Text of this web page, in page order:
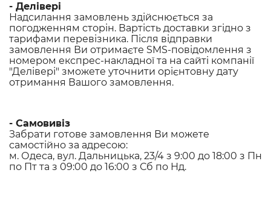
- Делівері
Надсилання замовлень здійснюється за
погодженням сторін. Вартість доставки згідно з
тарифами перевізника. Після відправки
замовлення Ви отримаєте SMS-повідомлення з
номером експрес-накладної та на сайті компанії
"Делівері" зможете уточнити орієнтовну дату
отримання Вашого замовлення.
- Самовивіз
Забрати готове замовлення Ви можете
самостійно за адресою:
м. Одеса, вул. Дальницька, 23/4 з 9:00 до 18:00 з Пн
по Пт та з 09:00 до 16:00 з Сб по Нд.